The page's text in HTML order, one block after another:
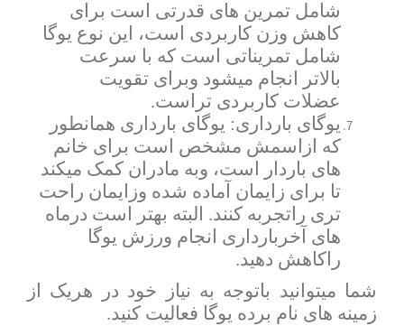
شامل تمرین های قدرتی است برای
کاهش وزن کاربردی است، این نوع یوگا
شامل تمریناتی است که با سرعت
بالاتر انجام میشود وبرای تقویت
عضلات کاربردی تراست.
یوگای بارداری: یوگای بارداری همانطور
که ازاسمش مشخص است برای خانم
های باردار است، وبه مادران کمک میکند
تا برای زایمان آماده شده وزایمان راحت
تری راتجربه کنند. البته بهتر است درماه
های آخربارداری انجام ورزش یوگا
راکاهش دهید.
شما میتوانید باتوجه به نیاز خود در هریک از
زمینه های نام برده یوگا فعالیت کنید.